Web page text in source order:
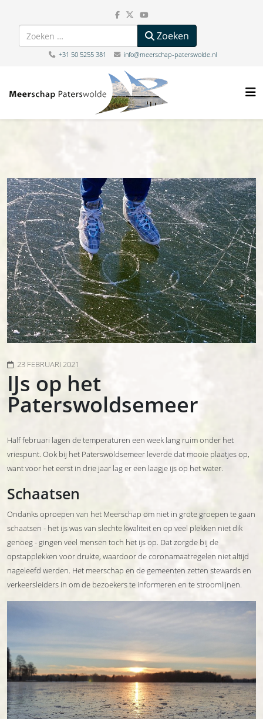
Zoeken Zoeken
+31 50 5255 381 info@meerschap-paterswolde.nl
23 FEBRUARI 2021
IJs op het
Paterswoldsemeer
Half februari lagen de temperaturen een week lang ruim onder het
vriespunt. Ook bij het Paterswoldsemeer leverde dat mooie plaatjes op,
want voor het eerst in drie jaar lag er een laagje ijs op het water.
Schaatsen
Ondanks oproepen van het Meerschap om niet in grote groepen te gaan
schaatsen - het ijs was van slechte kwaliteit en op veel plekken niet dik
genoeg - gingen veel mensen toch het ijs op. Dat zorgde bij de
opstapplekken voor drukte, waardoor de coronamaatregelen niet altijd
nageleefd werden. Het meerschap en de gemeenten zetten stewards en
verkeersleiders in om de bezoekers te informeren en te stroomlijnen.